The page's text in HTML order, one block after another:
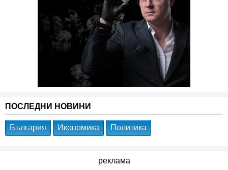
ПОСЛЕДНИ НОВИНИ
България Икономика Политика
реклама